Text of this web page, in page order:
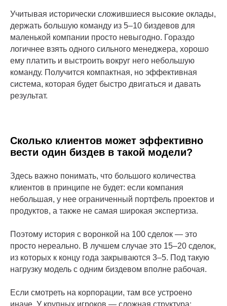
Учитывая исторически сложившиеся высокие оклады,
держать большую команду из 5–10 биздевов для
маленькой компании просто невыгодно. Гораздо
логичнее взять одного сильного менеджера, хорошо
ему платить и выстроить вокруг него небольшую
команду. Получится компактная, но эффективная
система, которая будет быстро двигаться и давать
результат.
Сколько клиентов может эффективно
вести один биздев в такой модели?
Здесь важно понимать, что большого количества
клиентов в принципе не будет: если компания
небольшая, у нее ограниченный портфель проектов и
продуктов, а также не самая широкая экспертиза.
Поэтому история с воронкой на 100 сделок — это
просто нереально. В лучшем случае это 15–20 сделок,
из которых к концу года закрываются 3–5. Под такую
нагрузку модель с одним биздевом вполне рабочая.
Если смотреть на корпорации, там все устроено
иначе. У крупных игроков — сложная структура: